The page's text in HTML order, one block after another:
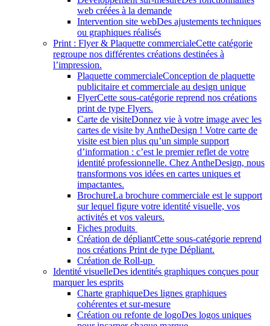
web créées à la demande
Intervention site webDes ajustements techniques
ou graphiques réalisés
Print : Flyer & Plaquette commercialeCette catégorie
regroupe nos différentes créations destinées à
l’impression.
Plaquette commercialeConception de plaquette
publicitaire et commerciale au design unique
FlyerCette sous-catégorie reprend nos créations
print de type Flyers.
Carte de visiteDonnez vie à votre image avec les
cartes de visite by AntheDesign ! Votre carte de
visite est bien plus qu’un simple support
d’information : c’est le premier reflet de votre
identité professionnelle. Chez AntheDesign, nous
transformons vos idées en cartes uniques et
impactantes.
BrochureLa brochure commerciale est le support
sur lequel figure votre identité visuelle, vos
activités et vos valeurs.
Fiches produits
Création de dépliantCette sous-catégorie reprend
nos créations Print de type Dépliant.
Création de Roll-up
Identité visuelleDes identités graphiques conçues pour
marquer les esprits
Charte graphiqueDes lignes graphiques
cohérentes et sur-mesure
Création ou refonte de logoDes logos uniques